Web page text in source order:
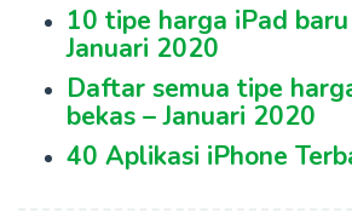
10 tipe harga iPad
Januari 2020
Daftar semua tipe
bekas – Januari 2020
40 Aplikasi iPhone